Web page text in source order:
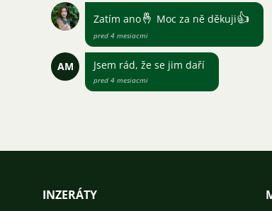
Zatím ano🤞 Moc za ně děkuji👍
pred 4 mesiacmi
AM Jsem rád, že se jim daří
pred 4 mesiacmi
INZERÁTY